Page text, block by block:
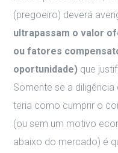
(pregoeiro) deverá
ultrapassam o valor
ou fatores
oportunidade) que
Somente se a
teria como cumprir o
(ou sem um motivo
abaixo do mercado) é